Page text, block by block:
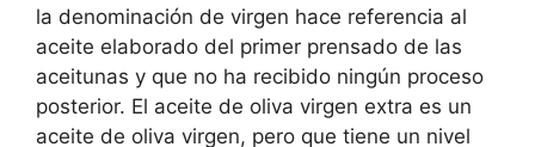
la denominación de virgen hace referencia al
aceite elaborado del primer prensado de las
aceitunas y que no ha recibido ningún proceso
posterior. El aceite de oliva virgen extra es un
aceite de oliva virgen, pero que tiene un nivel